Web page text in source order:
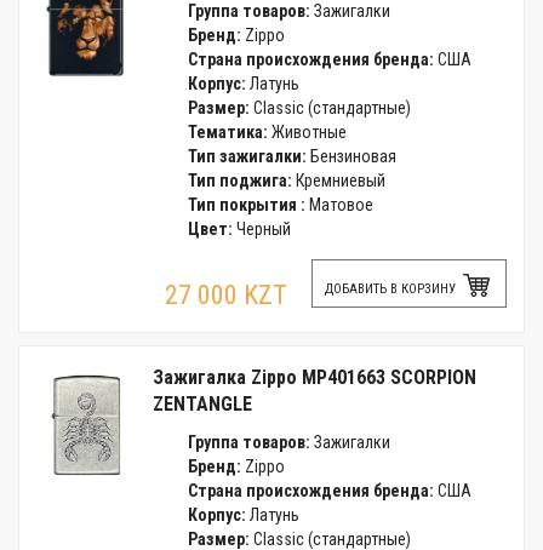
Группа товаров: Зажигалки
Бренд: Zippo
Страна происхождения бренда: США
Корпус: Латунь
Размер: Classic (стандартные)
Тематика: Животные
Тип зажигалки: Бензиновая
Тип поджига: Кремниевый
Тип покрытия : Матовое
Цвет: Черный
27 000 KZT ДОБАВИТЬ В КОРЗИНУ
Зажигалка Zippo MP401663 SCORPION
ZENTANGLE
Группа товаров: Зажигалки
Бренд: Zippo
Страна происхождения бренда: США
Корпус: Латунь
Размер: Classic (стандартные)